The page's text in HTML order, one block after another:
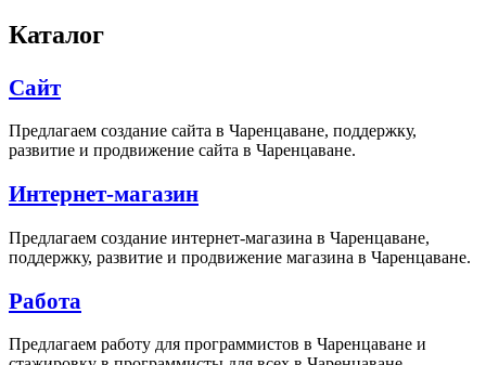
Каталог
Сайт
Предлагаем создание сайта в Чаренцаване, поддержку,
развитие и продвижение сайта в Чаренцаване.
Интернет-магазин
Предлагаем создание интернет-магазина в Чаренцаване,
поддержку, развитие и продвижение магазина в Чаренцаване.
Работа
Предлагаем работу для программистов в Чаренцаване и